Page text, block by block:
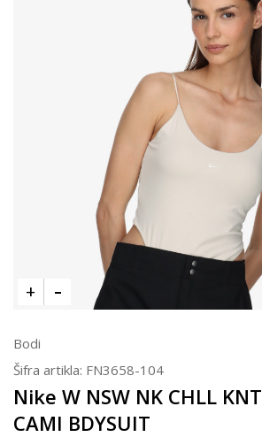
Bodi
Šifra artikla: FN3658-104
Nike W NSW NK CHLL KNT
CAMI BDYSUIT